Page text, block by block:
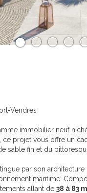
Vendres
immobilier neuf
ce projet vous offre un
sable fin et du
par son
maritime.
allant de 38 à 83